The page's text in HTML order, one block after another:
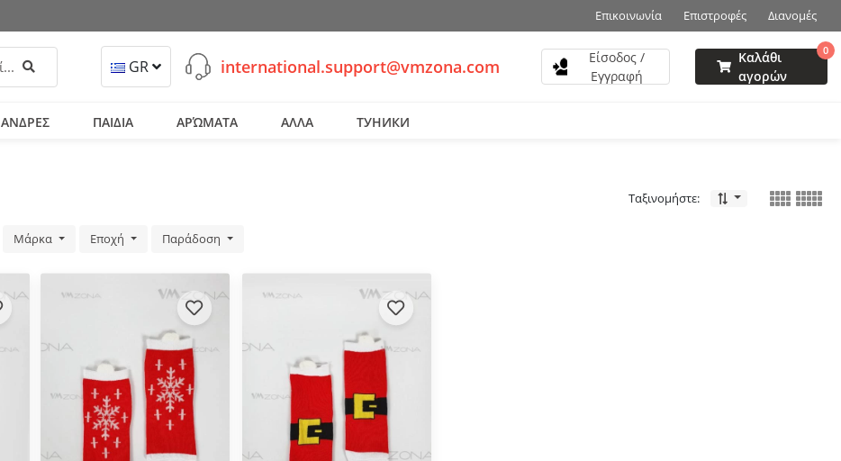
Επικοινωνία Επιστροφές Διανομές
Αναζήτηση GR international.support@vmzona.com
Είσοδος /
Εγγραφή
Καλάθι
αγορών
0
ΑΝΔΡΕΣ ΠΑΙΔΙΑ ΑΡΏΜΑΤΑ ΑΛΛΑ ТУНИКИ
Ταξινομήστε:
Μάρκα Εποχή Παράδοση